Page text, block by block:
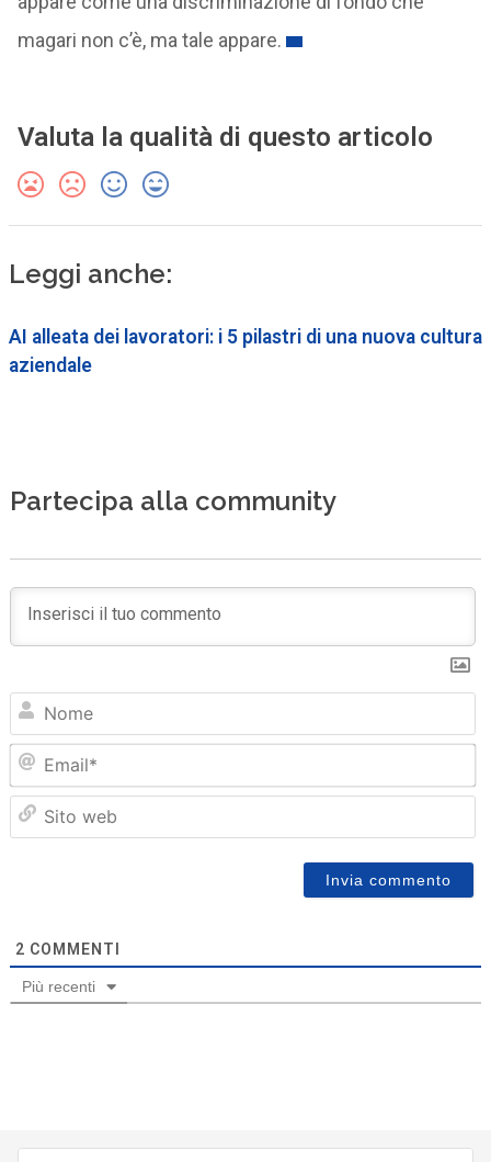
magari non c’è, ma tale appare.
Valuta la qualità di questo articolo
Leggi anche:
AI alleata dei lavoratori: i 5 pilastri di una nuova cultura
aziendale
Partecipa alla community
2 COMMENTI
Più recenti